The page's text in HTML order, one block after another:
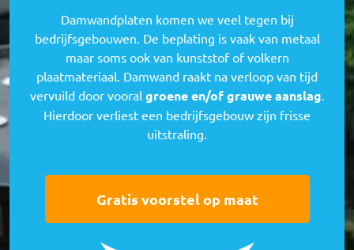
Damwandplaten komen we veel tegen bij
bedrijfsgebouwen. De beplating is vaak van metaal
maar soms ook van kunststof of volkern
plaatmateriaal. Damwand raakt na verloop van tijd
vervuild door vooral groene en/of grauwe aanslag
Hierdoor verliest een bedrijfsgebouw zijn frisse
uitstraling.
Gratis voorstel op maat